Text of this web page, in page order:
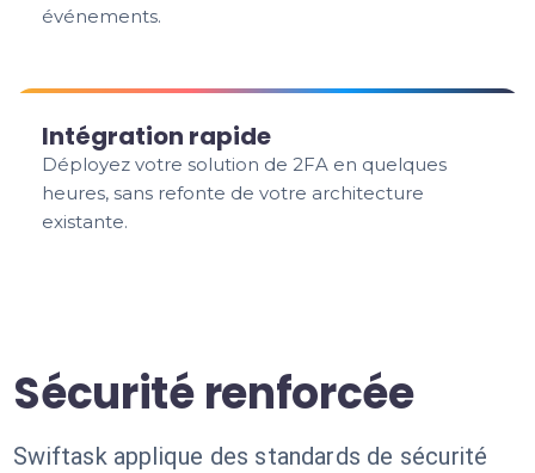
événements.
Intégration rapide
Déployez votre solution de 2FA en quelques
heures, sans refonte de votre architecture
existante.
Sécurité renforcée
Swiftask applique des standards de sécurité